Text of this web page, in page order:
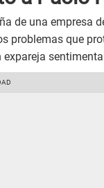
de una empresa
problemas que
expareja sentimental